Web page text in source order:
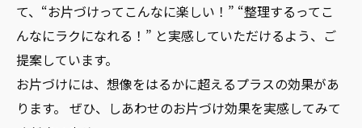
て、“お片づけってこんなに楽しい！” “整理するってこ
んなにラクになれる！” と実感していただけるよう、ご
提案しています。
お片づけには、想像をはるかに超えるプラスの効果があ
ります。 ぜひ、しあわせのお片づけ効果を実感してみて